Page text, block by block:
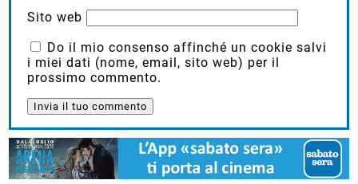
Sito web
Do il mio consenso affinché un cookie salvi
i miei dati (nome, email, sito web) per il
prossimo commento.